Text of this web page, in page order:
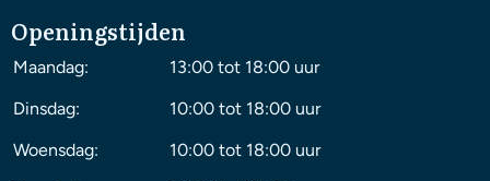
Openingstijden
Maandag:
13:00 tot 18:00 uur
Dinsdag:
10:00 tot 18:00 uur
Woensdag:
10:00 tot 18:00 uur